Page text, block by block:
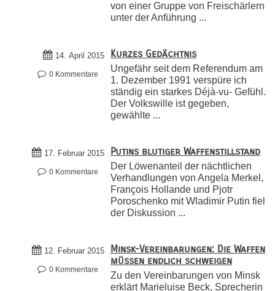
von einer Gruppe von Freischärlern
unter der Anführung ...
14. April 2015
0 Kommentare
Kurzes Gedächtnis
Ungefähr seit dem Referendum am
1. Dezember 1991 verspüre ich
ständig ein starkes Déjà-vu- Gefühl.
Der Volkswille ist gegeben,
gewählte ...
17. Februar 2015
0 Kommentare
Putins blutiger Waffenstillstand
Der Löwenanteil der nächtlichen
Verhandlungen von Angela Merkel,
François Hollande und Pjotr
Poroschenko mit Wladimir Putin fiel
der Diskussion ...
12. Februar 2015
0 Kommentare
Minsk-Vereinbarungen: Die Waffen
müssen endlich schweigen
Zu den Vereinbarungen von Minsk
erklärt Marieluise Beck, Sprecherin